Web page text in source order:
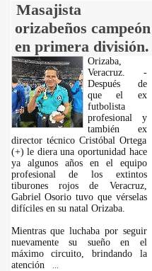
Masajista
orizabeños campeón
en primera división.
Orizaba,
Veracruz. -
Después de
que el ex
futbolista
profesional y
también ex
director técnico Cristóbal Ortega
(+) le diera una oportunidad hace
ya algunos años en el equipo
profesional de los extintos
tiburones rojos de Veracruz,
Gabriel Osorio tuvo que vérselas
difíciles en su natal Orizaba.
Mientras que luchaba por seguir
nuevamente su sueño en el
máximo circuito, brindando la
atención